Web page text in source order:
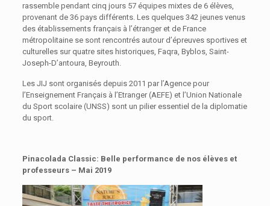
rassemble pendant cinq jours 57 équipes mixtes de 6 élèves,
provenant de 36 pays différents. Les quelques 342 jeunes venus
des établissements français à l’étranger et de France
métropolitaine se sont rencontrés autour d’épreuves sportives et
culturelles sur quatre sites historiques, Faqra, Byblos, Saint-
Joseph-D’antoura, Beyrouth.
Les JIJ sont organisés depuis 2011 par l’Agence pour
l’Enseignement Français à l’Etranger (AEFE) et l’Union Nationale
du Sport scolaire (UNSS) sont un pilier essentiel de la diplomatie
du sport.
Pinacolada Classic: Belle performance de nos élèves et
professeurs – Mai 2019